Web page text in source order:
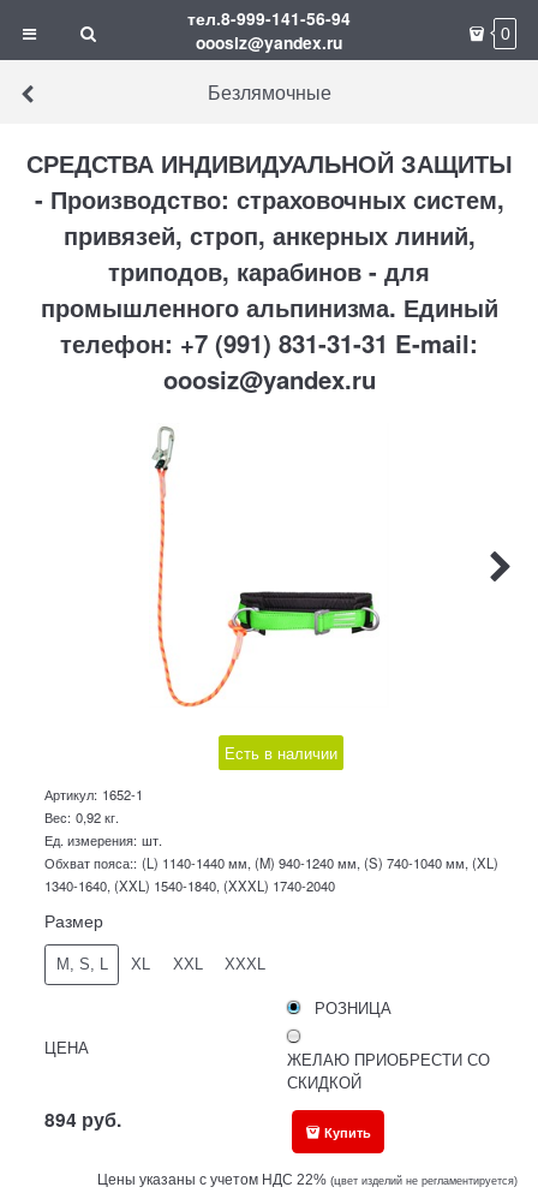
тел.8-999-141-56-94
ooosiz@yandex.ru
0
Безлямочные
СРЕДСТВА ИНДИВИДУАЛЬНОЙ ЗАЩИТЫ
- Производство: страховочных систем,
привязей, строп, анкерных линий,
триподов, карабинов - для
промышленного альпинизма. Единый
телефон: +7 (991) 831-31-31 E-mail:
ooosiz@yandex.ru
Есть в наличии
Артикул: 1652-1
Вес: 0,92кг.
Ед. измерения: шт.
Обхват пояса:: (L) 1140-1440 мм, (M) 940-1240 мм, (S) 740-1040 мм, (XL)
1340-1640, (XXL) 1540-1840, (XXXL) 1740-2040
Размер
M, S, L XL XXL XXXL
ЦЕНА
РОЗНИЦА
ЖЕЛАЮ ПРИОБРЕСТИ СО
СКИДКОЙ
894 руб. Купить
Цены указаны с учетом НДС 22%(цвет изделий не регламентируется)